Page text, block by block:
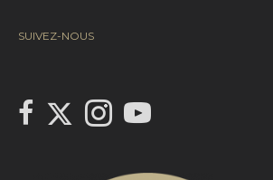
SUIVEZ-NOUS
link to Century 21 Canada's facebook page
Link to Century 21 Canada's Twitter page
Link to Century 21 Canada's
link to Century 21 Canada's